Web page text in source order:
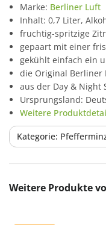
Marke: Berliner Luft
Inhalt: 0,7 Liter,
fruchtig-spritzige
gepaart mit einer
gekühlt einfach ein
die Original Berliner
aus der Day & Night
Ursprungsland:
Weitere
Kategorie:
Produktgalerie
Weitere Produkte